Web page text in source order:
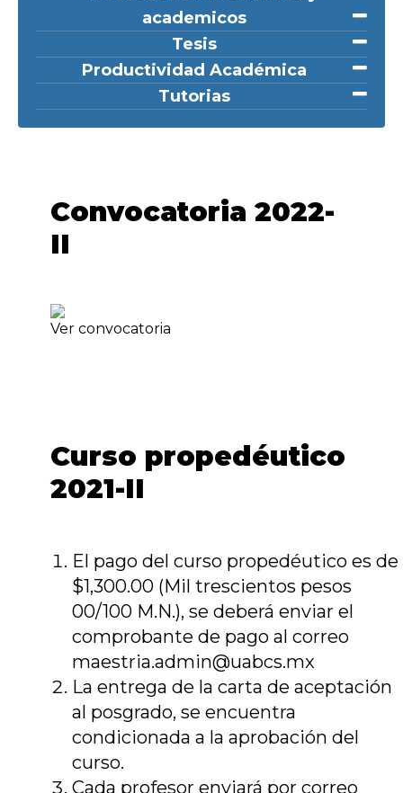
academicos
Tesis
Productividad Académica
Tutorias
Convocatoria 2022-
II
Ver convocatoria
Curso propedéutico
2021-II
El pago del curso propedéutico es de
$1,300.00 (Mil trescientos pesos
00/100 M.N.), se deberá enviar el
comprobante de pago al correo
maestria.admin@uabcs.mx
La entrega de la carta de aceptación
al posgrado, se encuentra
condicionada a la aprobación del
curso.
Cada profesor enviará por correo